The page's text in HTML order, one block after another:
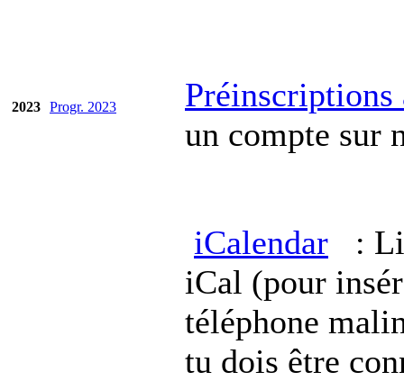
2023 Progr. 2023
Préinscriptions
un compte sur
iCalendar :
iCal (pour
téléphone
tu dois être